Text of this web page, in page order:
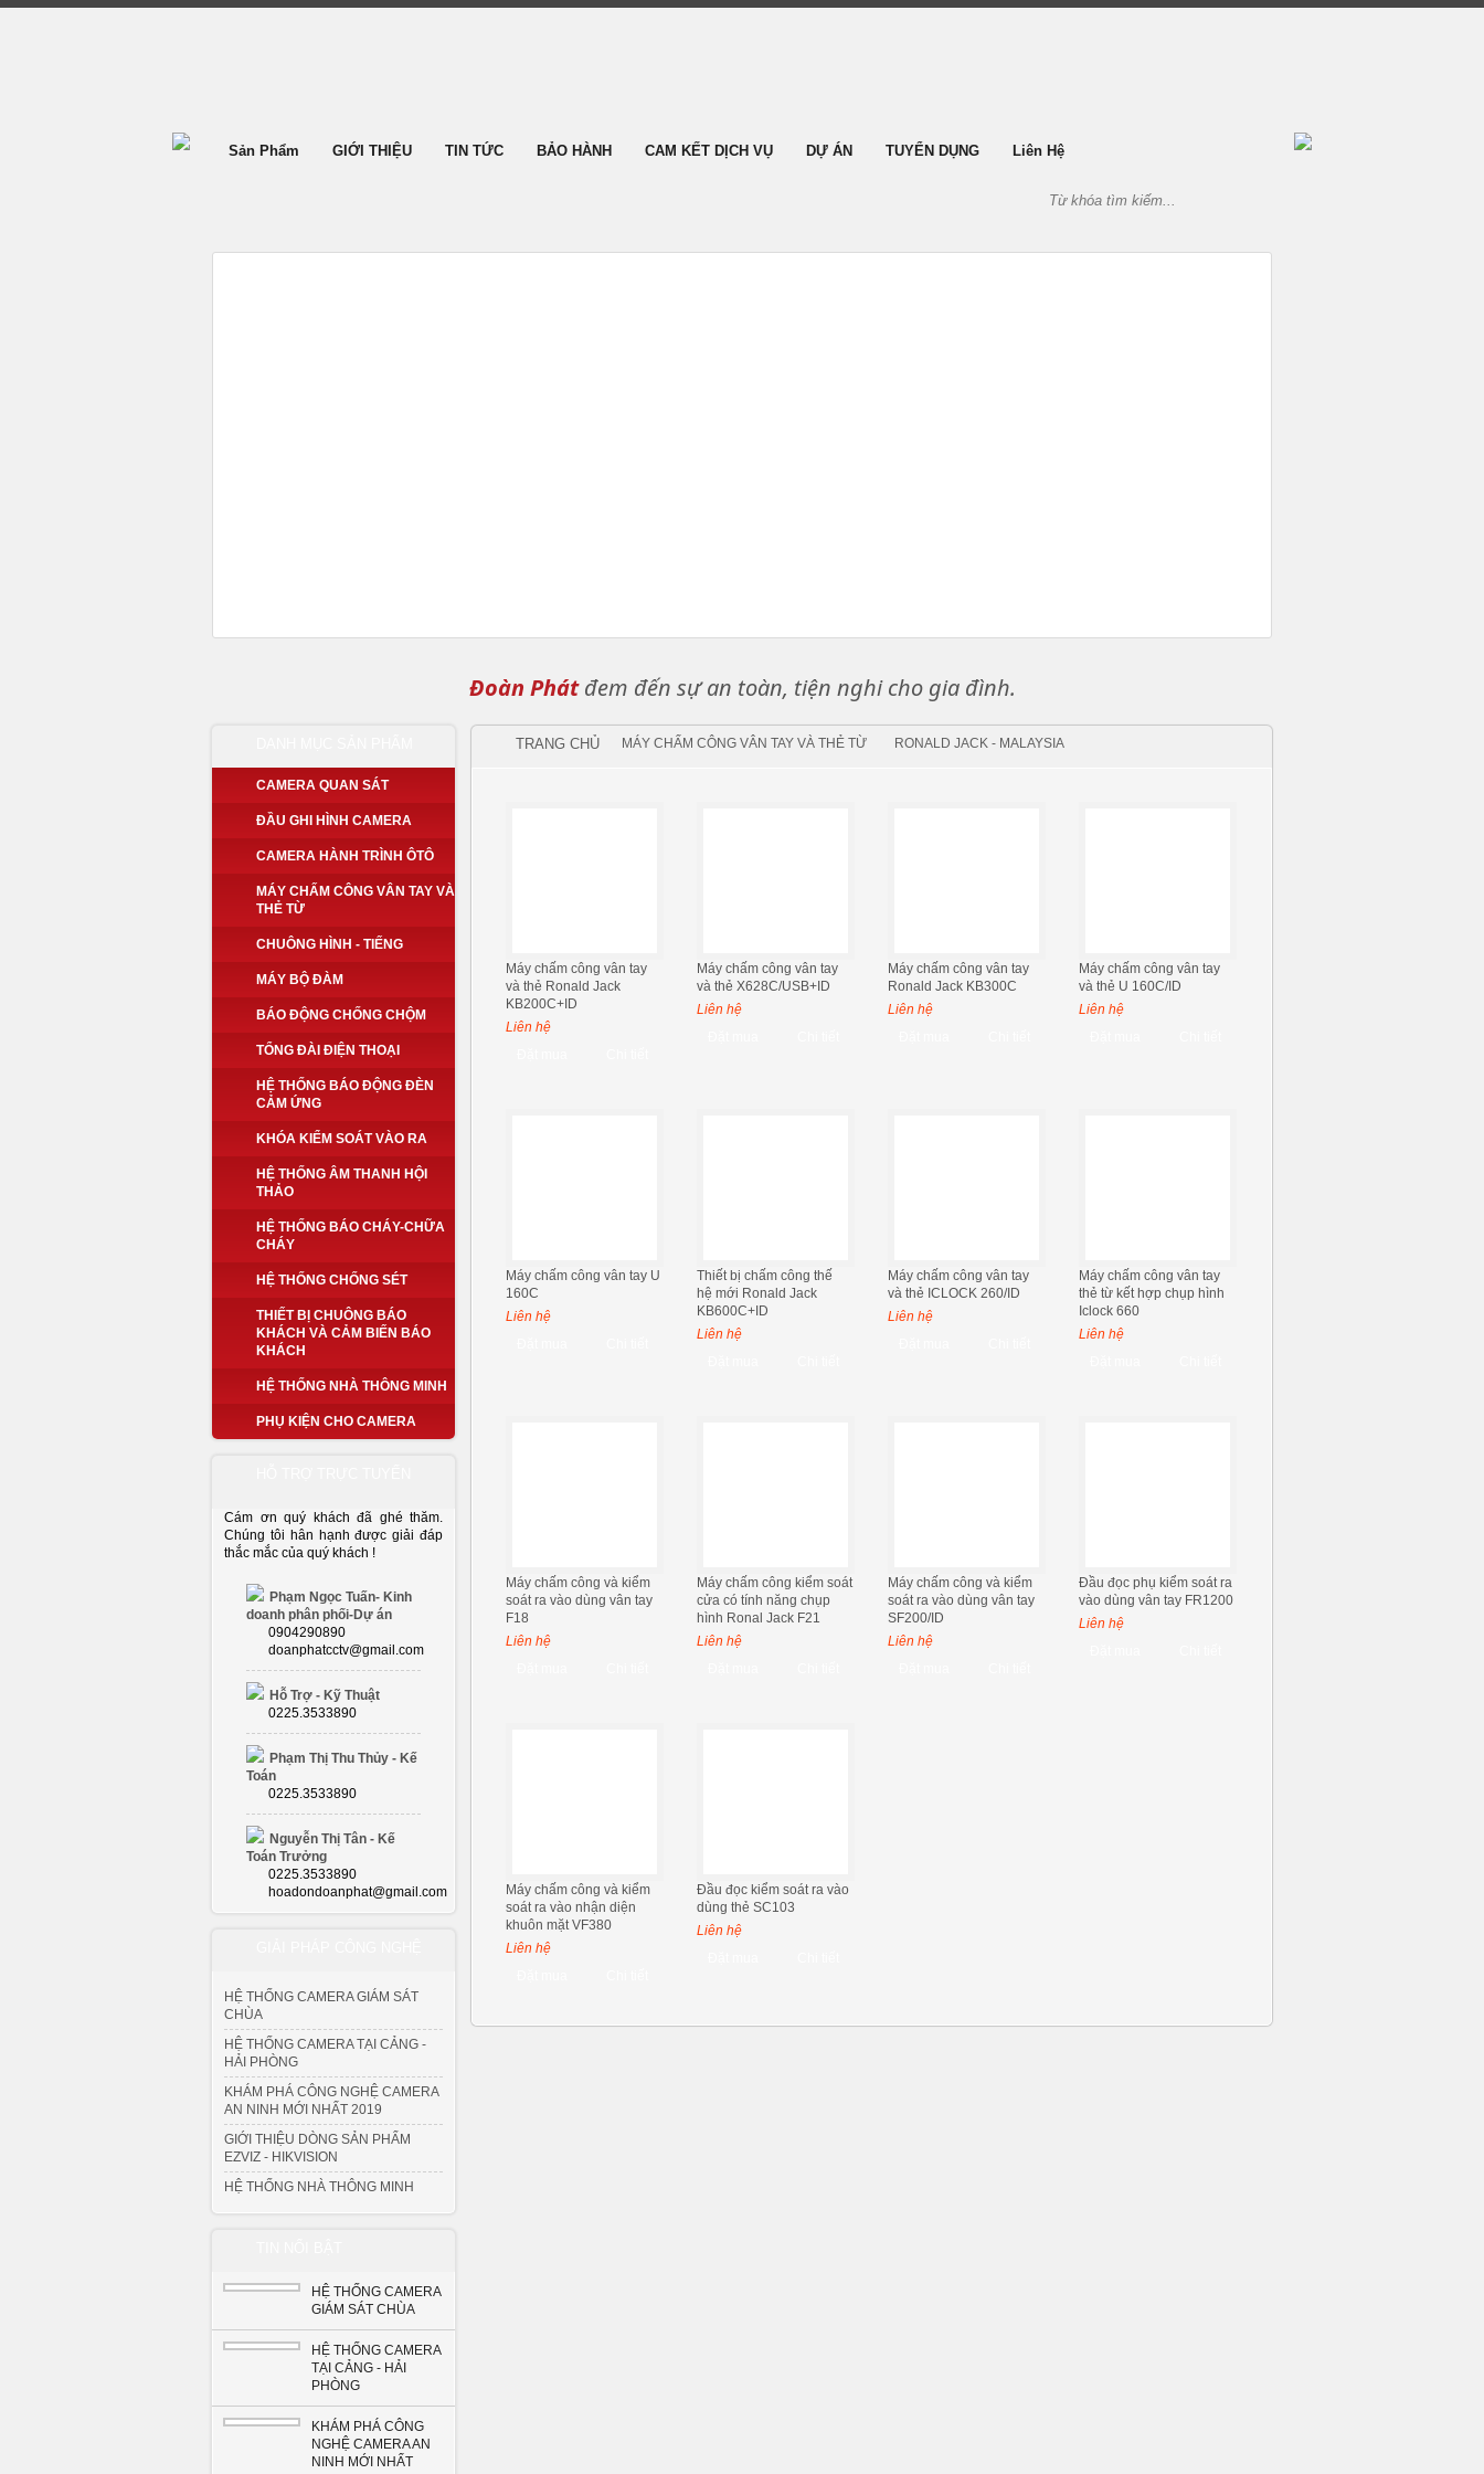
Sản Phẩm GIỚI THIỆU TIN TỨC BẢO HÀNH CAM KẾT DỊCH VỤ DỰ ÁN TUYỂN DỤNG Liên Hệ
Đoàn Phátđem đến sự an toàn, tiện nghi cho gia đình.
CAMERA QUAN SÁT
ĐẦU GHI HÌNH CAMERA
CAMERA HÀNH TRÌNH ÔTÔ
MÁY CHẤM CÔNG VÂN TAY VÀ
THẺ TỪ
CHUÔNG HÌNH - TIẾNG
MÁY BỘ ĐÀM
BÁO ĐỘNG CHỐNG CHỘM
TỔNG ĐÀI ĐIỆN THOẠI
HỆ THỐNG BÁO ĐỘNG ĐÈN
CẢM ỨNG
KHÓA KIỂM SOÁT VÀO RA
HỆ THỐNG ÂM THANH HỘI
THẢO
HỆ THỐNG BÁO CHÁY-CHỮA
CHÁY
HỆ THỐNG CHỐNG SÉT
THIẾT BỊ CHUÔNG BÁO
KHÁCH VÀ CẢM BIẾN BÁO
KHÁCH
HỆ THỐNG NHÀ THÔNG MINH
PHỤ KIỆN CHO CAMERA
Cám ơn quý khách đã ghé thăm.
Chúng tôi hân hạnh được giải đáp
thắc mắc của quý khách !
Phạm Ngọc Tuấn- Kinh
doanh phân phối-Dự án
0904290890
doanphatcctv@gmail.com
Hỗ Trợ - Kỹ Thuật
0225.3533890
Phạm Thị Thu Thủy - Kế
Toán
0225.3533890
Nguyễn Thị Tân - Kế
Toán Trưởng
0225.3533890
hoadondoanphat@gmail.com
HỆ THỐNG CAMERA GIÁM SÁT
CHÙA
HỆ THỐNG CAMERA TẠI CẢNG -
HẢI PHÒNG
KHÁM PHÁ CÔNG NGHỆ CAMERA
AN NINH MỚI NHẤT 2019
GIỚI THIỆU DÒNG SẢN PHẨM
EZVIZ - HIKVISION
HỆ THỐNG NHÀ THÔNG MINH
HỆ THỐNG CAMERA
GIÁM SÁT CHÙA
HỆ THỐNG CAMERA
TẠI CẢNG - HẢI
PHÒNG
KHÁM PHÁ CÔNG
NGHỆ CAMERA AN
NINH MỚI NHẤT
TRANG CHỦ MÁY CHẤM CÔNG VÂN TAY VÀ THẺ TỪ RONALD JACK - MALAYSIA
Máy chấm công vân tay
và thẻ Ronald Jack
KB200C+ID
Liên hệ
Máy chấm công vân tay
và thẻ X628C/USB+ID
Liên hệ
Máy chấm công vân tay
Ronald Jack KB300C
Liên hệ
Máy chấm công vân tay
và thẻ U 160C/ID
Liên hệ
Máy chấm công vân tay U
160C
Liên hệ
Thiết bị chấm công thế
hệ mới Ronald Jack
KB600C+ID
Liên hệ
Máy chấm công vân tay
và thẻ ICLOCK 260/ID
Liên hệ
Máy chấm công vân tay
thẻ từ kết hợp chụp hình
Iclock 660
Liên hệ
Máy chấm công và kiểm
soát ra vào dùng vân tay
F18
Liên hệ
Máy chấm công kiểm soát
cửa có tính năng chụp
hình Ronal Jack F21
Liên hệ
Máy chấm công và kiểm
soát ra vào dùng vân tay
SF200/ID
Liên hệ
Đầu đọc phụ kiểm soát ra
vào dùng vân tay FR1200
Liên hệ
Máy chấm công và kiểm
soát ra vào nhận diện
khuôn mặt VF380
Liên hệ
Đầu đọc kiểm soát ra vào
dùng thẻ SC103
Liên hệ